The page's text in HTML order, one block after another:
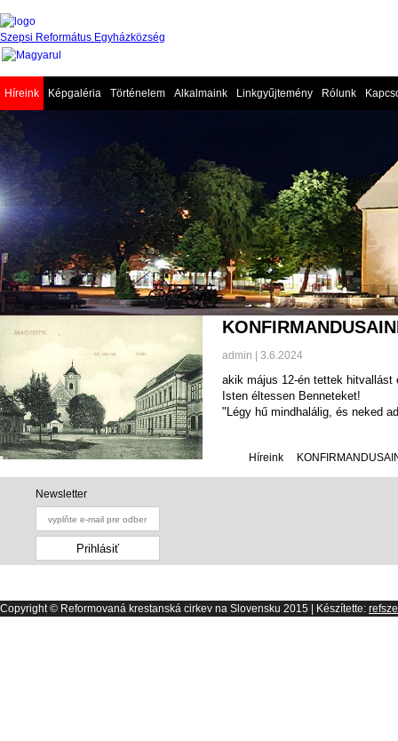
Szepsi Református Egyházközség
Híreink Képgaléria Történelem Alkalmaink Linkgyűjtemény Rólunk
admin | 3.6.2024
akik május 12-én tettek
Isten éltessen Benneteket!
"Légy hű mindhalálig, és neked
Híreink
Newsletter
Copyright © Reformovaná krestanská cirkev na Slovensku 2015 Készítette: